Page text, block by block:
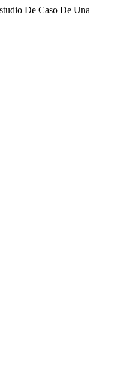
De Caso De Una